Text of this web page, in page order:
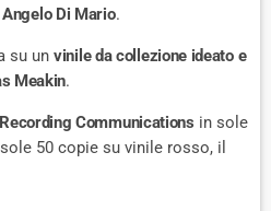
Di Mario.
su un vinile da collezione ideato e
Meakin.
Communications in sole
50 copie su vinile rosso, il